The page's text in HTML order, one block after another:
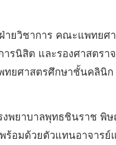
ยวิชาการ คณะแพทยศ
รนิสิต และรองศาสตร
ยศาสตรศึกษาชั้นคลินิ
พยาบาลพุทธชินราช พิ
อมด้วยตัวแทนอาจาร